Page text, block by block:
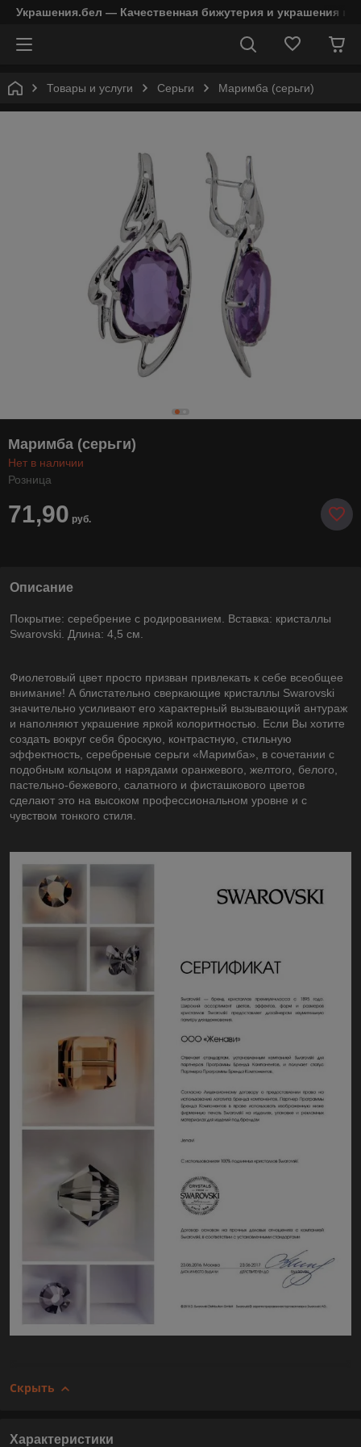
Украшения.бел — Качественная бижутерия и украшения в
Товары и услуги Серьги Маримба (серьги)
Маримба (серьги)
Нет в наличии
Розница
71,90 руб.
Описание
Покрытие: серебрение с родированием. Вставка: кристаллы
Swarovski. Длина: 4,5 см.
Фиолетовый цвет просто призван привлекать к себе всеобщее
внимание! А блистательно сверкающие кристаллы Swarovski
значительно усиливают его характерный вызывающий антураж
и наполняют украшение яркой колоритностью. Если Вы хотите
создать вокруг себя броскую, контрастную, стильную
эффектность, серебреные серьги «Маримба», в сочетании с
подобным кольцом и нарядами оранжевого, желтого, белого,
пастельно-бежевого, салатного и фисташкового цветов
сделают это на высоком профессиональном уровне и с
чувством тонкого стиля.
Скрыть
Характеристики